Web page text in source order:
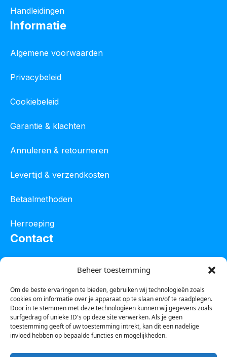
Beheer toestemming
Om de beste ervaringen te bieden, gebruiken wij technologieën zoals
cookies om informatie over je apparaat op te slaan en/of te raadplegen.
Door in te stemmen met deze technologieën kunnen wij gegevens zoals
surfgedrag of unieke ID's op deze site verwerken. Als je geen
toestemming geeft of uw toestemming intrekt, kan dit een nadelige
invloed hebben op bepaalde functies en mogelijkheden.
Handleidingen
Informatie
Algemene voorwaarden
Privacybeleid
Cookiebeleid
Garantie & klachten
Annuleren & retourneren
Levertijd & verzendkosten
Betaalmethoden
Herroeping
Contact
Tel :0850601800
Whatsapp : 0623388306